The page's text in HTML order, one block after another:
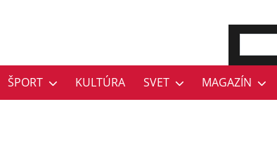
ŠPORT KULTÚRA SVET MAGAZÍN